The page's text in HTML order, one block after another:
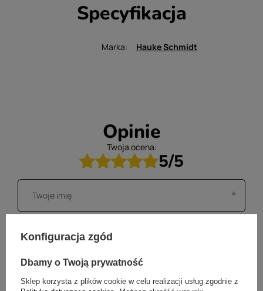
Specyfikacja
Marka Hauke Schmidt
Opinie
Twoja ocena:
5/5
Konfiguracja zgód
Dbamy o Twoją prywatność
Sklep korzysta z plików cookie w celu realizacji usług zgodnie z